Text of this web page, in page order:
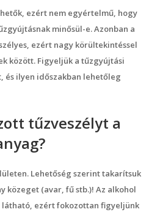
ezért nem egyértelmű, hogy
minősül-e. Azonban a
ezért nagy körültekintéssel
között. Figyeljük a tűzgyújtási
és ilyen időszakban lehetőleg
tűzveszélyt a
Lehetőség szerint takarítsuk
közeget (avar, fű stb.)! Az alkohol
ezért fokozottan figyeljünk